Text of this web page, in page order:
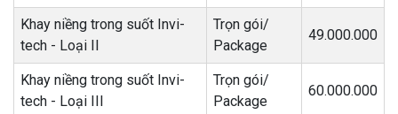
Khay niềng trong suốt Invi-
tech - Loại II
Trọn gói/
Package
49.000.000
Khay niềng trong suốt Invi-
tech - Loại III
Trọn gói/
Package
60.000.000